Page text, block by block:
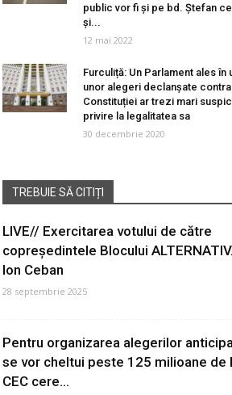
public vor fi și pe bd. Ștefan
și...
12 mai 2022
Furculiță: Un Parlament ales în
unor alegeri declanșate
Constituției ar trezi mari
privire la legalitatea sa
30 decembrie 2020
TREBUIE SĂ CITIȚI
LIVE// Exercitarea votului de către
copreședintele Blocului
Ion Ceban
28 septembrie 2025
Pentru organizarea alegerilor
se vor cheltui peste 125 milioane de
CEC cere...